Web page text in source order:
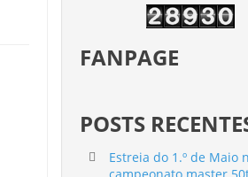
FANPAGE
POSTS
Estreia do 1.º de Maio